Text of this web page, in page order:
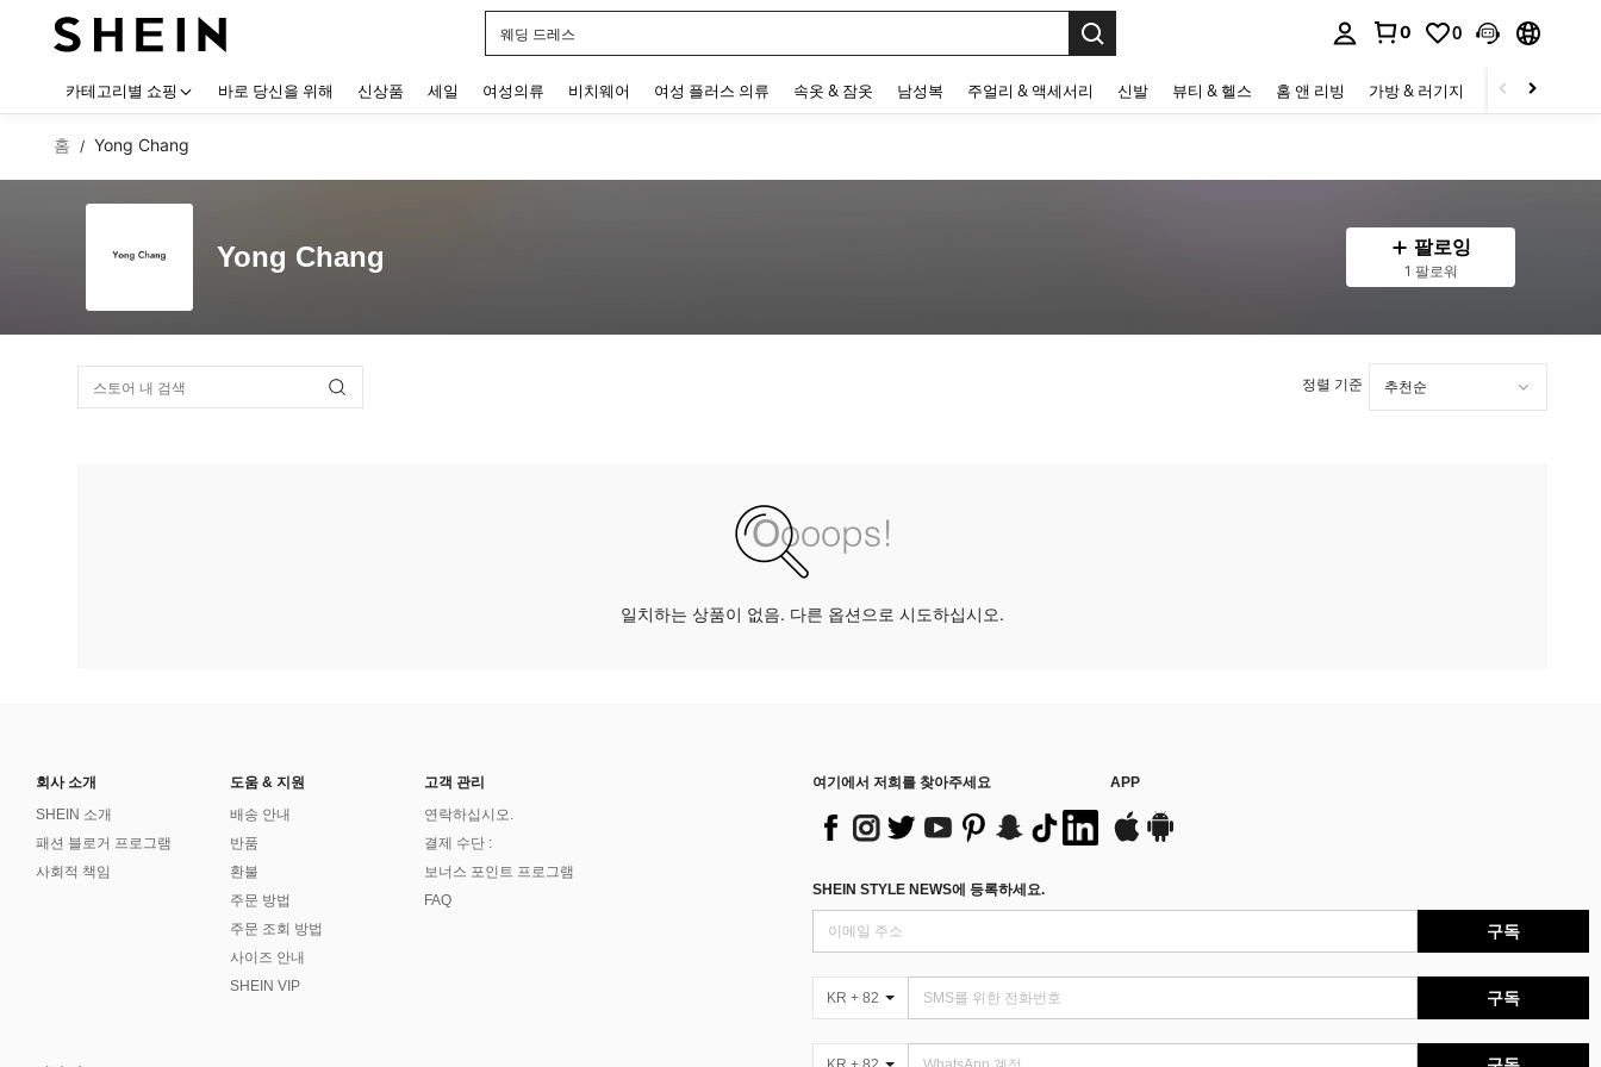
웨딩 드레스
0 0
카테고리별 쇼핑 바로 당신을 위해 신상품 세일 여성의류 비치웨어 여성 플러스 의류 속옷 & 잠옷 남성복 주얼리 & 액세서리 신발 뷰티 & 헬스 홈 앤 리빙 가방 & 러기지 스포츠 & 아웃
홈 / Yong Chang
Yong Chang 팔로잉
1 팔로워
정렬 기준
일치하는 상품이 없음. 다른 옵션으로 시도하십시오.
회사 소개
SHEIN 소개
패션 블로거 프로그램
사회적 책임
도움 & 지원
배송 안내
반품
환불
주문 방법
주문 조회 방법
사이즈 안내
SHEIN VIP
고객 관리
연락하십시오.
결제 수단 :
보너스 포인트 프로그램
FAQ
여기에서 저희를 찾아주세요 APP
SHEIN STYLE NEWS에 등록하세요.
구독
KR + 82 구독